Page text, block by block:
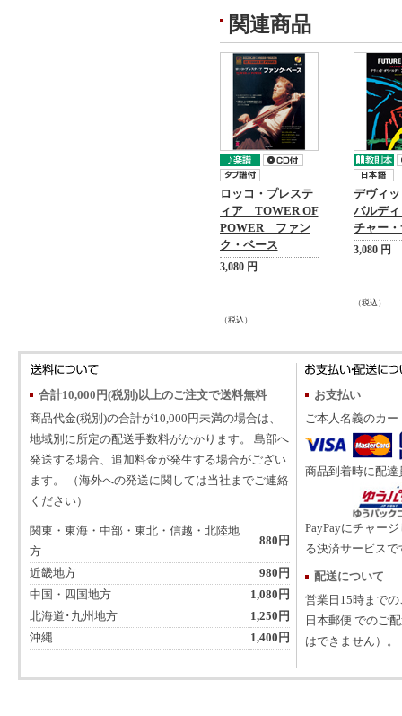
関連商品
ロッコ・プレステ
ィア TOWER OF
POWER ファン
ク・ベース
3,080 円
（税込）
デヴィ
バルデ
チャー
3,080 円
（税込）
合計10,000円(税別)以上のご注文で送料無料
商品代金(税別)の合計が10,000円未満の場合は、
地域別に所定の配送手数料がかかります。 島部へ
発送する場合、追加料金が発生する場合がござい
ます。 （海外への発送に関しては当社までご連絡
ください）
関東・東海・中部・東北・信越・北陸地
方
880円
近畿地方
980円
中国・四国地方
1,080円
北海道･九州地方
1,250円
沖縄
1,400円
お支払い
ご本人名義のカ
商品到着時に配
PayPayにチャー
る決済サービスで
配送について
営業日15時まで
日本郵便 でのご
はできません）。